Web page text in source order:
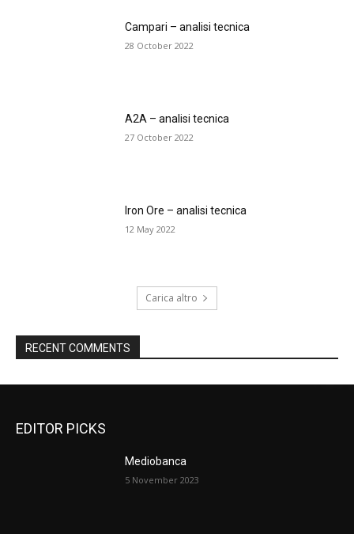
Campari – analisi tecnica
28 October 2022
A2A – analisi tecnica
27 October 2022
Iron Ore – analisi tecnica
12 May 2022
Carica altro
RECENT COMMENTS
EDITOR PICKS
Mediobanca
5 November 2023